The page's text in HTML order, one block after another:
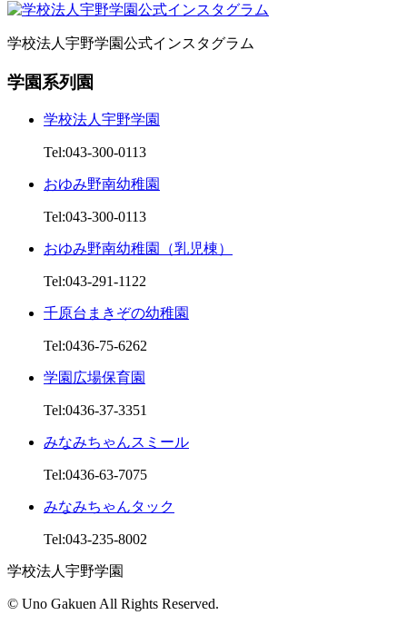
学校法人宇野学園公式インスタグラム
学園系列園
学校法人宇野学園
Tel:043-300-0113
おゆみ野南幼稚園
Tel:043-300-0113
おゆみ野南幼稚園（乳児棟）
Tel:043-291-1122
千原台まきぞの幼稚園
Tel:0436-75-6262
学園広場保育園
Tel:0436-37-3351
みなみちゃんスミール
Tel:0436-63-7075
みなみちゃんタック
Tel:043-235-8002
学校法人宇野学園
© Uno Gakuen All Rights Reserved.